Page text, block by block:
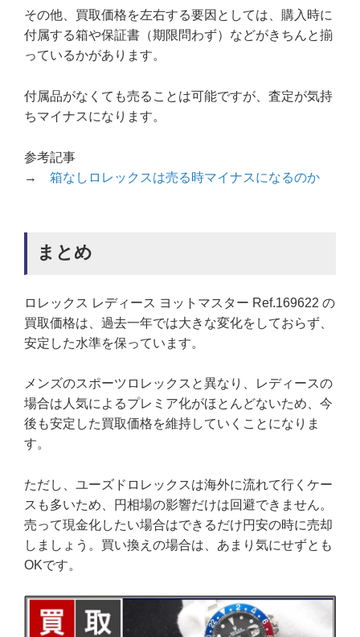
その他、買取価格を左右する要因としては、購入時に
付属する箱や保証書（期限問わず）などがきちんと揃
っているかがあります。
付属品がなくても売ることは可能ですが、査定が気持
ちマイナスになります。
参考記事
→ 箱なしロレックスは売る時マイナスになるのか
まとめ
ロレックス レディース ヨットマスター Ref.169622 の
買取価格は、過去一年では大きな変化をしておらず、
安定した水準を保っています。
メンズのスポーツロレックスと異なり、レディースの
場合は人気によるプレミア化がほとんどないため、今
後も安定した買取価格を維持していくことになりま
す。
ただし、ユーズドロレックスは海外に流れて行くケー
スも多いため、円相場の影響だけは回避できません。
売って現金化したい場合はできるだけ円安の時に売却
しましょう。買い換えの場合は、あまり気にせずとも
OKです。